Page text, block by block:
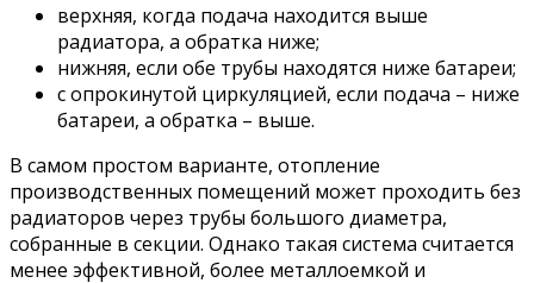
верхняя, когда подача находится выше
радиатора, а обратка ниже;
нижняя, если обе трубы находятся ниже батареи;
с опрокинутой циркуляцией, если подача – ниже
батареи, а обратка – выше.
В самом простом варианте, отопление
производственных помещений может проходить без
радиаторов через трубы большого диаметра,
собранные в секции. Однако такая система считается
менее эффективной, более металлоемкой и